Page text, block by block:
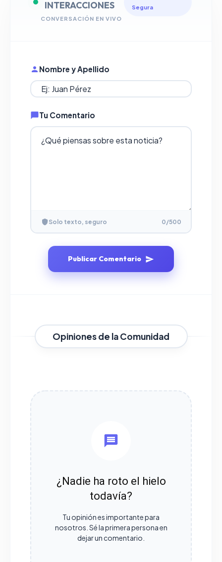
INTERACCIONES
CONVERSACIÓN EN VIVO
Segura
Nombre y Apellido
Tu Comentario
Solo texto, seguro 0/500
Publicar Comentario
Opiniones de la Comunidad
¿Nadie ha roto el hielo
todavía?
Tu opinión es importante para
nosotros. Sé la primera persona en
dejar un comentario.